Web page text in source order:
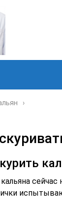
сейчас